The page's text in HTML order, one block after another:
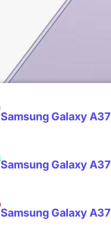
Samsung Galaxy A37
Samsung Galaxy A37
Samsung Galaxy A37